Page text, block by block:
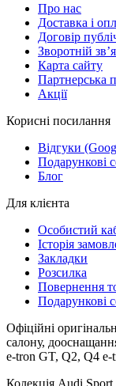
Про нас
Доставка і
Договір
Зворотній
Карта сайту
Партнерська
Акції
Корисні посилання
Відгуки
Подарункові
Блог
Для клієнта
Особистий
Історія
Закладки
Розсилка
Повернення
Подарункові
Офіційні
салону,
e-tron GT, Q2, Q4
Колекція Audi